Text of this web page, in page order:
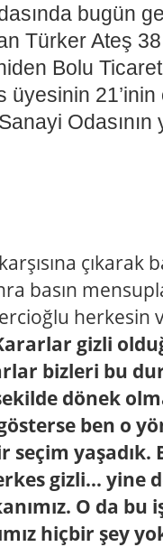
bugün
Türker Ateş
Bolu
üyesinin
Odasının
çıkarak
basın
herkesin
gizli
bizleri bu
dönek
ben o
seçim
gizli… yine
O da bu
hiçbir şey